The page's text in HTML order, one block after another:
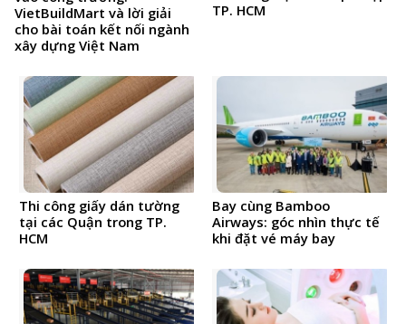
VietBuildMart và lời giải
cho bài toán kết nối ngành
xây dựng Việt Nam
TP. HCM
Thi công giấy dán tường
tại các Quận trong TP.
HCM
Bay cùng Bamboo
Airways: góc nhìn thực tế
khi đặt vé máy bay